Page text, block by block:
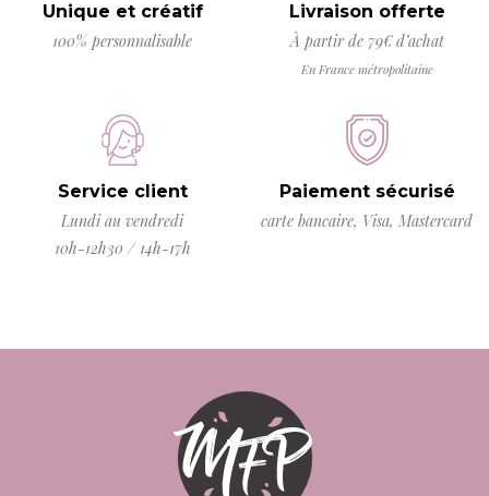
Unique et créatif
100% personnalisable
Livraison offerte
À partir de 79€ d’achat
En France métropolitaine
Service client
Lundi au vendredi
10h-12h30 / 14h-17h
Paiement sécurisé
carte bancaire, Visa, Mastercard